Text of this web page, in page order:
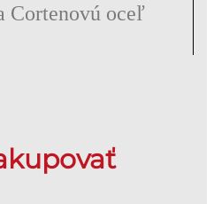
Cortenovú oceľ